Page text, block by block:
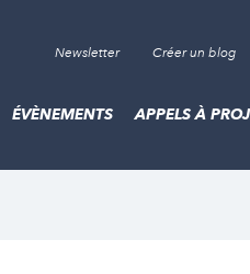
Newsletter Créer un blog
ÉVÈNEMENTS APPELS À